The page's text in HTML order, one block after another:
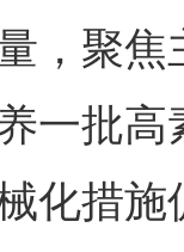
，聚
一批
化措